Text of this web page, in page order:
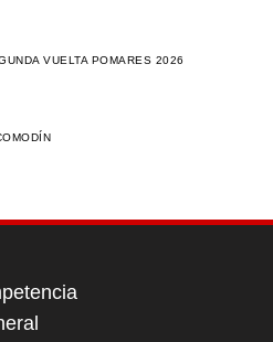
VUELTA POMARES 2026